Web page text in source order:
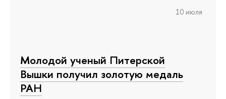
10 июля
Молодой ученый Питерской
Вышки получил золотую медаль
РАН